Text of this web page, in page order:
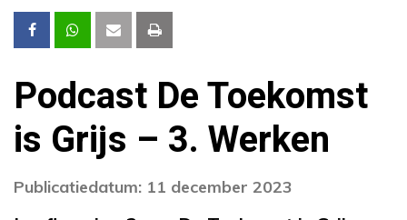
Podcast De Toekomst
is Grijs – 3. Werken
Publicatiedatum: 11 december 2023